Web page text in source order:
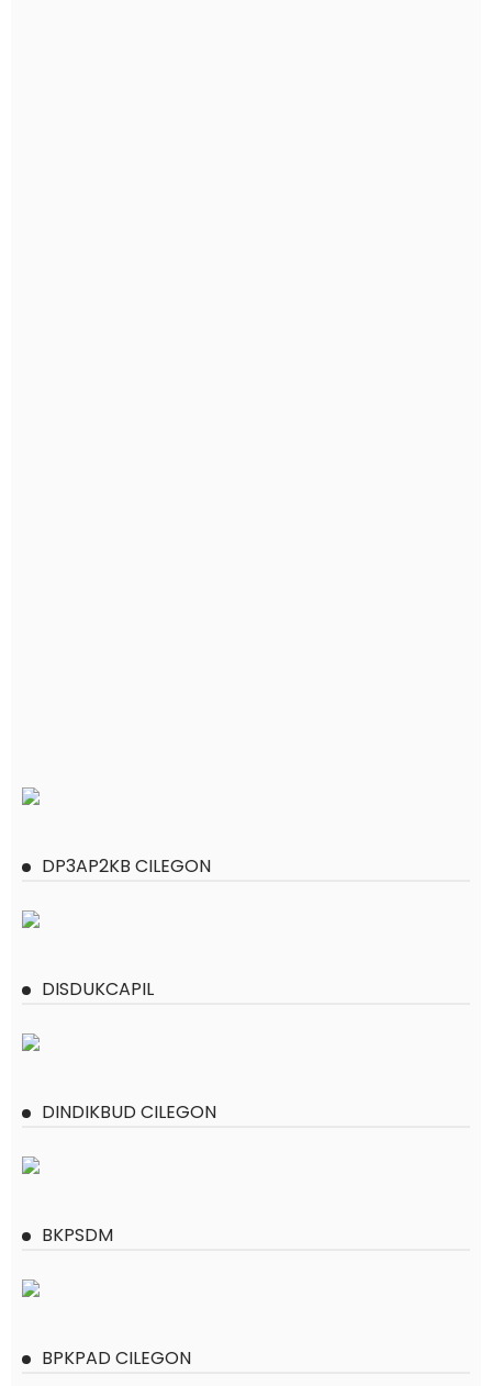
DP3AP2KB CILEGON
DISDUKCAPIL
DINDIKBUD CILEGON
BKPSDM
BPKPAD CILEGON